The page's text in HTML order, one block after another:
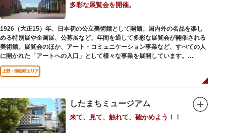
多彩な展覧会を開催。
1926（大正15）年、日本初の公立美術館として開館。国内外の名品を楽し
める特別展や企画展、公募展など、年間を通して多彩な展覧会が開催される
美術館。展覧会のほか、アート・コミュニケーション事業など、すべての人
に開かれた「アートへの入口」として様々な事業を展開しています。
レストランやミュージアムショップも充実。開放的なガラス張りのレストラ
ンからは、美術館のプロムナードや四季折々の公園の景色を眺めることがで
能です（観覧料は展覧会によって異なります。展覧会のスケジュールや観覧
料等の詳細は公式サイトをご確認ください）。
専門のスタッフに子供を預け、ゆっくりと展覧会鑑賞を楽しめる託児サービ
ス「パパママデー（事前予約制）」や、個室スペースのある授乳室、ミルク
上野・御徒町エリア
したまちミュージアム
来て、見て、触れて、確かめよう！！